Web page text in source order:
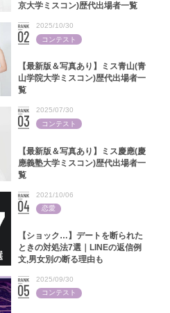
京大学ミスコン)歴代出場者一覧
【最新版＆写真あり】ミス青山(青
山学院大学ミスコン)歴代出場者一
覧
2025/10/30
コンテスト
【最新版＆写真あり】ミス慶應(慶
應義塾大学ミスコン)歴代出場者一
覧
2025/07/30
コンテスト
【ショック…】デートを断られた
ときの対処法7選｜LINEの返信例
文,男女別の断る理由も
2021/10/06
恋愛
2025/09/30
コンテスト